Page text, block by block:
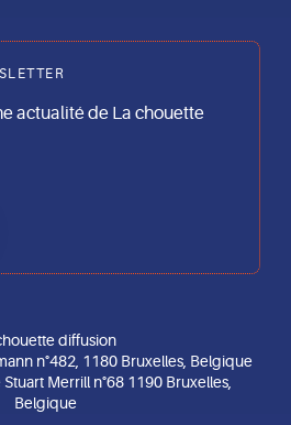
actualité de La chouette
diffusion
n°482, 1180 Bruxelles, Belgique
Merrill n°68 1190 Bruxelles,
Belgique